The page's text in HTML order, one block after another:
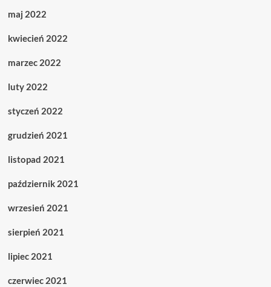
maj 2022
kwiecień 2022
marzec 2022
luty 2022
styczeń 2022
grudzień 2021
listopad 2021
październik 2021
wrzesień 2021
sierpień 2021
lipiec 2021
czerwiec 2021